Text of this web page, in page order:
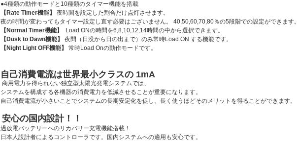
●4種類の動作モードと10種類のタイマー機能を搭載
【Rate Timer機能】
夜時間を設定した割合だけ点灯させます。
夜の時間が変わってもタイマー設定し直す必要はございません。 40,50,60,70,80％の5段階での設定ができます。
【Normal Timer機能】
Load ONの時間を6,8,10,12,14時間の中から選択できます。
【Dusk to Dawn機能】
夜間（日没から日の出まで）のみ常時Load ON する機能です。
【Night Light OFF機能】
常時Load Onの動作モードです。
自己消費電流は世界最小クラスの 1mA
商用電力を得られない独立型太陽光発電システムでは、
システムを構成する各機器の消費電力を低減させることが重要になります。
自己消費電流が小さいことでシステムの長期安定化を促し、長く使うほどそのメリットを得ることができます。
安心の国内設計！！
過放電バッテリーへのリカバリー充電機能搭載！
日本人設計者によるコントローラです。国内システムへの適用も安心です。